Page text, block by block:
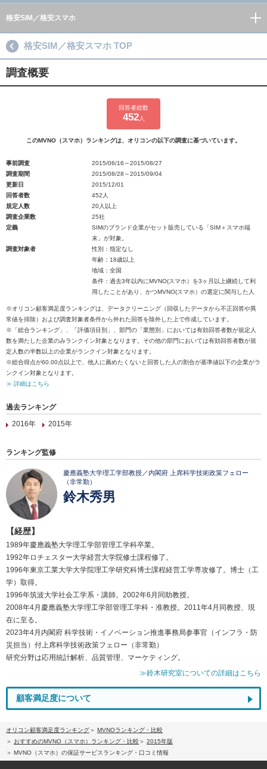
格安SIM／格安スマホ
格安SIM／格安スマホ TOP
調査概要
回答者総数
452人
このMVNO（スマホ）ランキングは、オリコンの以下の調査に基づいています。
事前調査
2015/06/16～2015/08/27
調査期間
2015/08/28～2015/09/04
更新日
2015/12/01
回答者数
452人
規定人数
20人以上
調査企業数
25社
定義
SIMのブランド企業がセット販売している「SIM＋スマホ端
末」が対象。
調査対象者
性別：指定なし
年齢：18歳以上
地域：全国
条件：過去3年以内にMVNO(スマホ）を3ヶ月以上継続して利
用したことがあり、かつMVNO(スマホ）の選定に関与した人
※オリコン顧客満足度ランキングは、データクリーニング（回収したデータから不正回答や異
常値を排除）および調査対象者条件から外れた回答を除外した上で作成しています。
※「総合ランキング」、「評価項目別」、部門の「業態別」においては有効回答者数が規定人
数を満たした企業のみランクイン対象となります。その他の部門においては有効回答者数が規
定人数の半数以上の企業がランクイン対象となります。
※総合得点が60.00点以上で、他人に薦めたくないと回答した人の割合が基準値以下の企業がラ
ンクイン対象となります。
≫ 詳細はこちら
過去ランキング
2016年
2015年
ランキング監修
慶應義塾大学理工学部教授／内閣府 上席科学技術政策フェロー
（非常勤）
鈴木秀男
【経歴】
1989年慶應義塾大学理工学部管理工学科卒業。
1992年ロチェスター大学経営大学院修士課程修了。
1996年東京工業大学大学院理工学研究科博士課程経営工学専攻修了。博士（工
学）取得。
1996年筑波大学社会工学系・講師。2002年6月同助教授。
2008年4月慶應義塾大学理工学部管理工学科・准教授。2011年4月同教授、現
在に至る。
2023年4月内閣府 科学技術・イノベーション推進事務局参事官（インフラ・防
災担当）付上席科学技術政策フェロー（非常勤）
研究分野は応用統計解析、品質管理、マーケティング。
≫鈴木研究室についての詳細はこちら
顧客満足度について
オリコン顧客満足度ランキング
MVNOランキング・比較
おすすめのMVNO（スマホ）ランキング・比較
2015年版
MVNO（スマホ）の保証サービスランキング・口コミ情報